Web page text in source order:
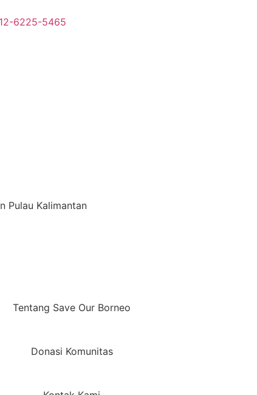
6225-5465
Pulau Kalimantan
Tentang Save Our Borneo
Donasi Komunitas